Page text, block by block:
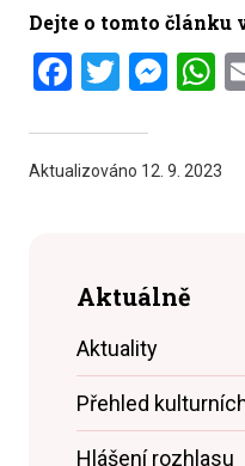
Dejte o tomto článku
Facebook
Twitter
Aktualizováno 12. 9. 2023
Aktuálně
Aktuality
Přehled
Hlášení rozhlasu